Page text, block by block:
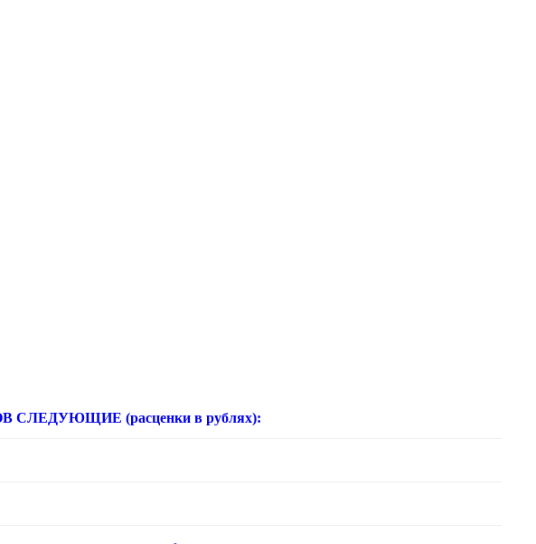
(расценки в рублях):